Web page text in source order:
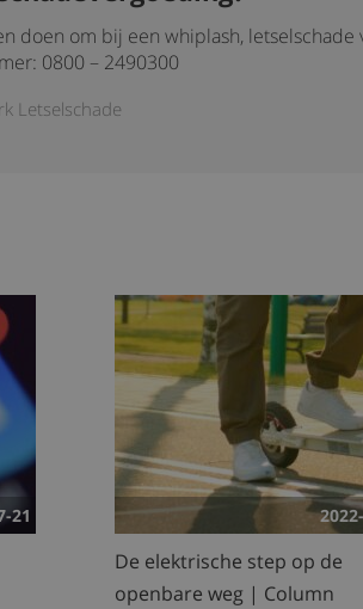
doen om bij een whiplash, letselschade
0800 – 2490300
Letselschade
21
De elektrische step op de
openbare weg | Column